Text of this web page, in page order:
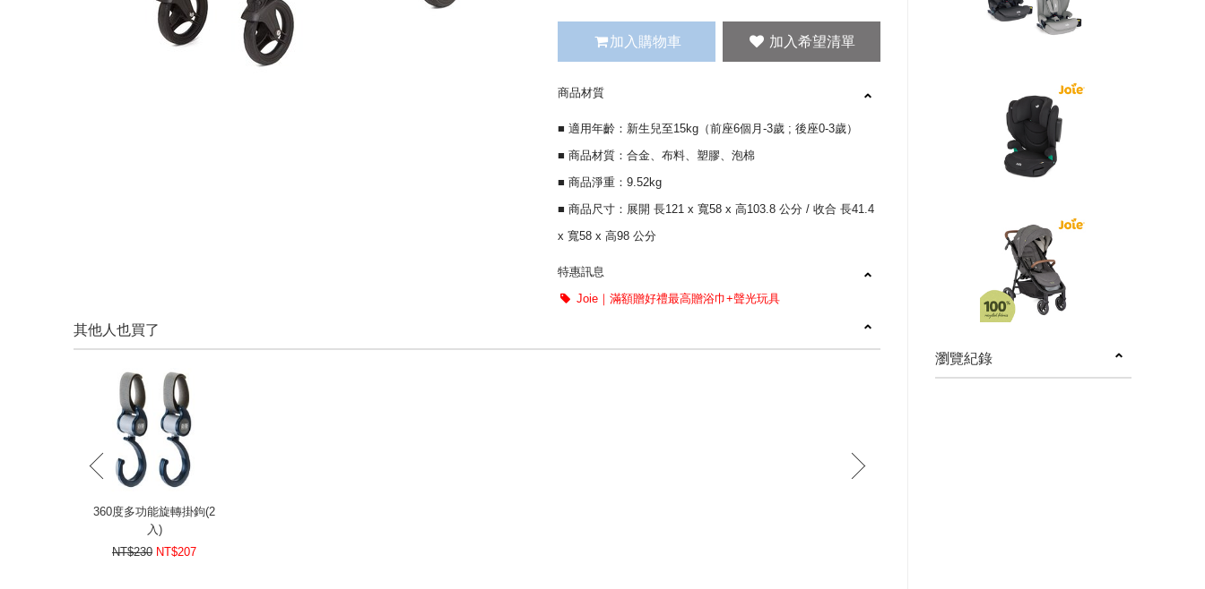
加入購物車
商品材質
■ 適用年齡：新生兒至15kg（前座6個月-3歲 ; 後座0-3歲）
■ 商品材質：合金、布料、塑膠、泡棉
■ 商品淨重：9.52kg
■ 商品尺寸：展開 長121 x 寬58 x 高103.8 公分 / 收合 長41.4
x 寬58 x 高98 公分
特惠訊息
Joie｜滿額贈好禮最高贈浴巾+聲光玩具
其他人也買了
360度多功能旋轉掛鉤(2
入)
NT$230 NT$207
prev next
瀏覽紀錄